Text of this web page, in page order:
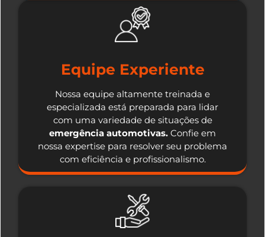
Equipe Experiente
Nossa equipe altamente treinada e
especializada está preparada para lidar
com uma variedade de situações de
emergência automotivas. Confie em
nossa expertise para resolver seu problema
com eficiência e profissionalismo.